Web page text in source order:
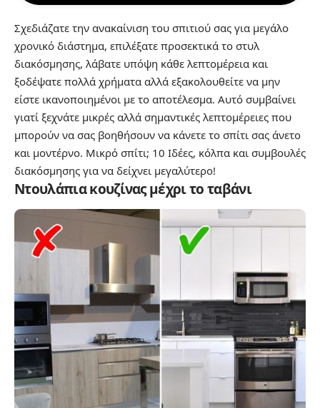
Σχεδιάζατε την ανακαίνιση του σπιτιού σας για μεγάλο
χρονικό διάστημα, επιλέξατε προσεκτικά το στυλ
διακόσμησης, λάβατε υπόψη κάθε λεπτομέρεια και
ξοδέψατε πολλά χρήματα αλλά εξακολουθείτε να μην
είστε ικανοποιημένοι με το αποτέλεσμα. Αυτό συμβαίνει
γιατί ξεχνάτε μικρές αλλά σημαντικές λεπτομέρειες που
μπορούν να σας βοηθήσουν να κάνετε το σπίτι σας άνετο
και μοντέρνο. Μικρό σπίτι; 10 Ιδέες, κόλπα και συμβουλές
διακόσμησης για να δείχνει μεγαλύτερο!
Ντουλάπια κουζίνας μέχρι το ταβάνι